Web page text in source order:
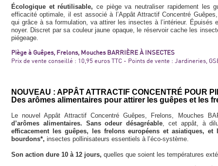
Écologique et réutilisable,ce piège va neutraliser rapidement les
efficacité optimale, il est associé à l’Appât Attractif Concentré
qui grâce à sa formulation, va attirer les insectes à l’intérieur.
noyer. Discret par sa couleur jaune opaque, le réservoir cache les
piégeage.
Piège à Guêpes, Frelons, Mouches BARRIÈRE À INSECTES
Prix de vente conseillé : 10,95 euros TTC - Points de vente : Jardineries,
NOUVEAU : APPÂT ATTRACTIF CONCENTRÉ POUR
Des arômes alimentaires pour attirer les guêpes et les
Le nouvel Appât Attractif Concentré Guêpes, Frelons, Mouches
d’arômes alimentaires. Sans odeur désagréable, cet appât, à
efficacement les guêpes, les frelons européens et asiatiques,
bourdons*, insectes pollinisateurs essentiels à l’éco-système.
Son action dure 10 à 12 jours, quelles que soient les températures